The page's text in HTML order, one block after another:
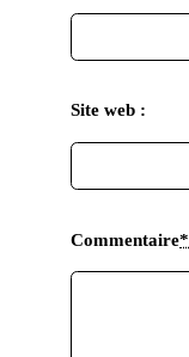
Site web :
Commentaire*